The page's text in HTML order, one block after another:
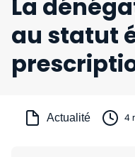
La
au statut
Actualité 4